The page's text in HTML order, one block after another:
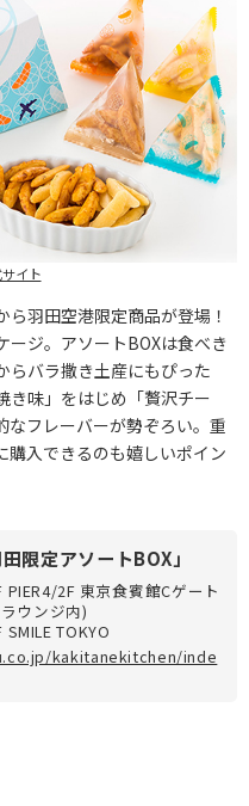
イト
羽田空港限定商品が登場！
ジ。アソートBOXは食べき
らバラ撒き土産にもぴった
き味」をはじめ「贅沢チー
なフレーバーが勢ぞろい。重
購入できるのも嬉しいポイン
限定アソートBOX」
2F 東京食賓館Cゲート
ウンジ内)
TOKYO
kakitanekitchen/inde